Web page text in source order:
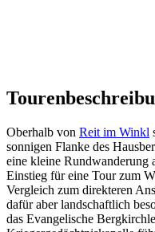
Oberhalb von Reit im Winkl
sonnigen Flanke des
eine kleine Rundwanderung
Einstieg für eine Tour zum
Vergleich zum direkteren
dafür aber landschaftlich
das Evangelische